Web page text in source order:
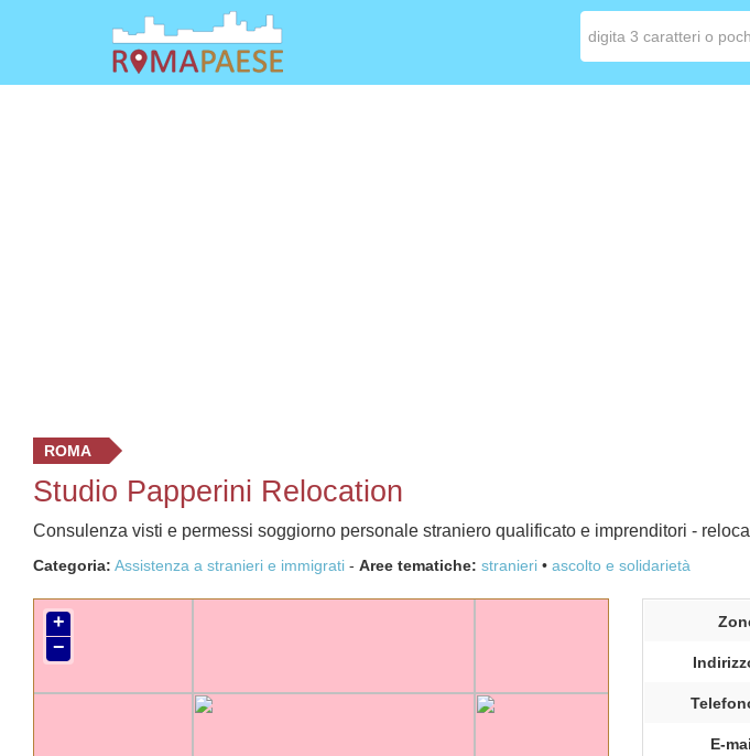
ROMA
Studio Papperini Relocation
Consulenza visti e permessi soggiorno personale straniero qualificato e imprenditori -
Categoria: Assistenza a stranieri e immigrati - Aree tematiche: stranieri ascolto e solidarietà
+
−
E-